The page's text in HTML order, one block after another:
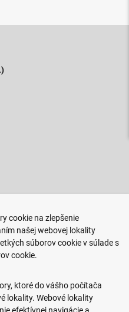
cookie na zlepšenie
našej webovej lokality
súborov cookie v súlade s
cookie.
ktoré do vášho počítača
lokality. Webové lokality
efektívnej navigácie a